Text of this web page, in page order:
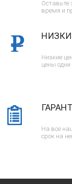
Оставьте
время и
Низкие
цены
На все
срок на